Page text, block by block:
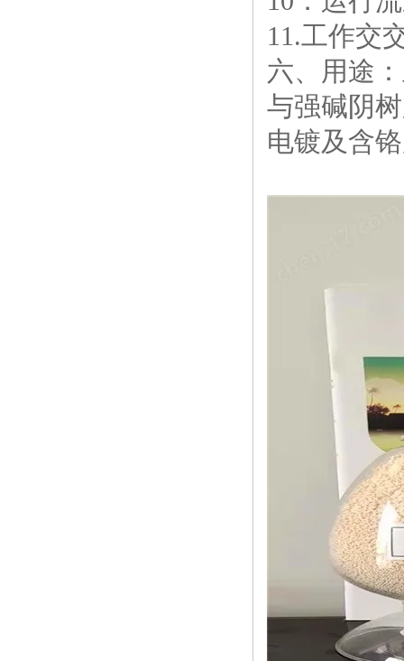
11.工作交
六、用途
与强碱阴
电镀及含